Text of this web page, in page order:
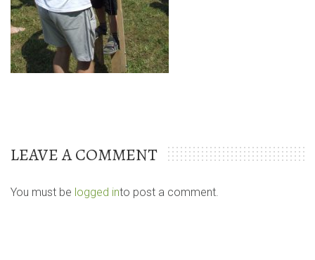
LEAVE A COMMENT
You must be logged into post a comment.